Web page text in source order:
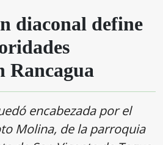
diaconal define
Rancagua
encabezada por el
Molina, de la parroquia